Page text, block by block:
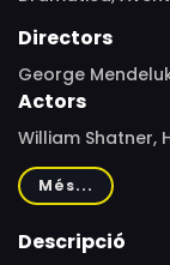
Directors
George
Actors
William Shatner,
Gardner, Maury
Fernandes,
Reineke, Murray
Més...
Descripció